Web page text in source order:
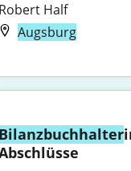
Robert Half
Augsburg
Bilanzbuchhalter